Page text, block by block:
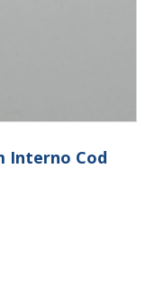
Interno Cod